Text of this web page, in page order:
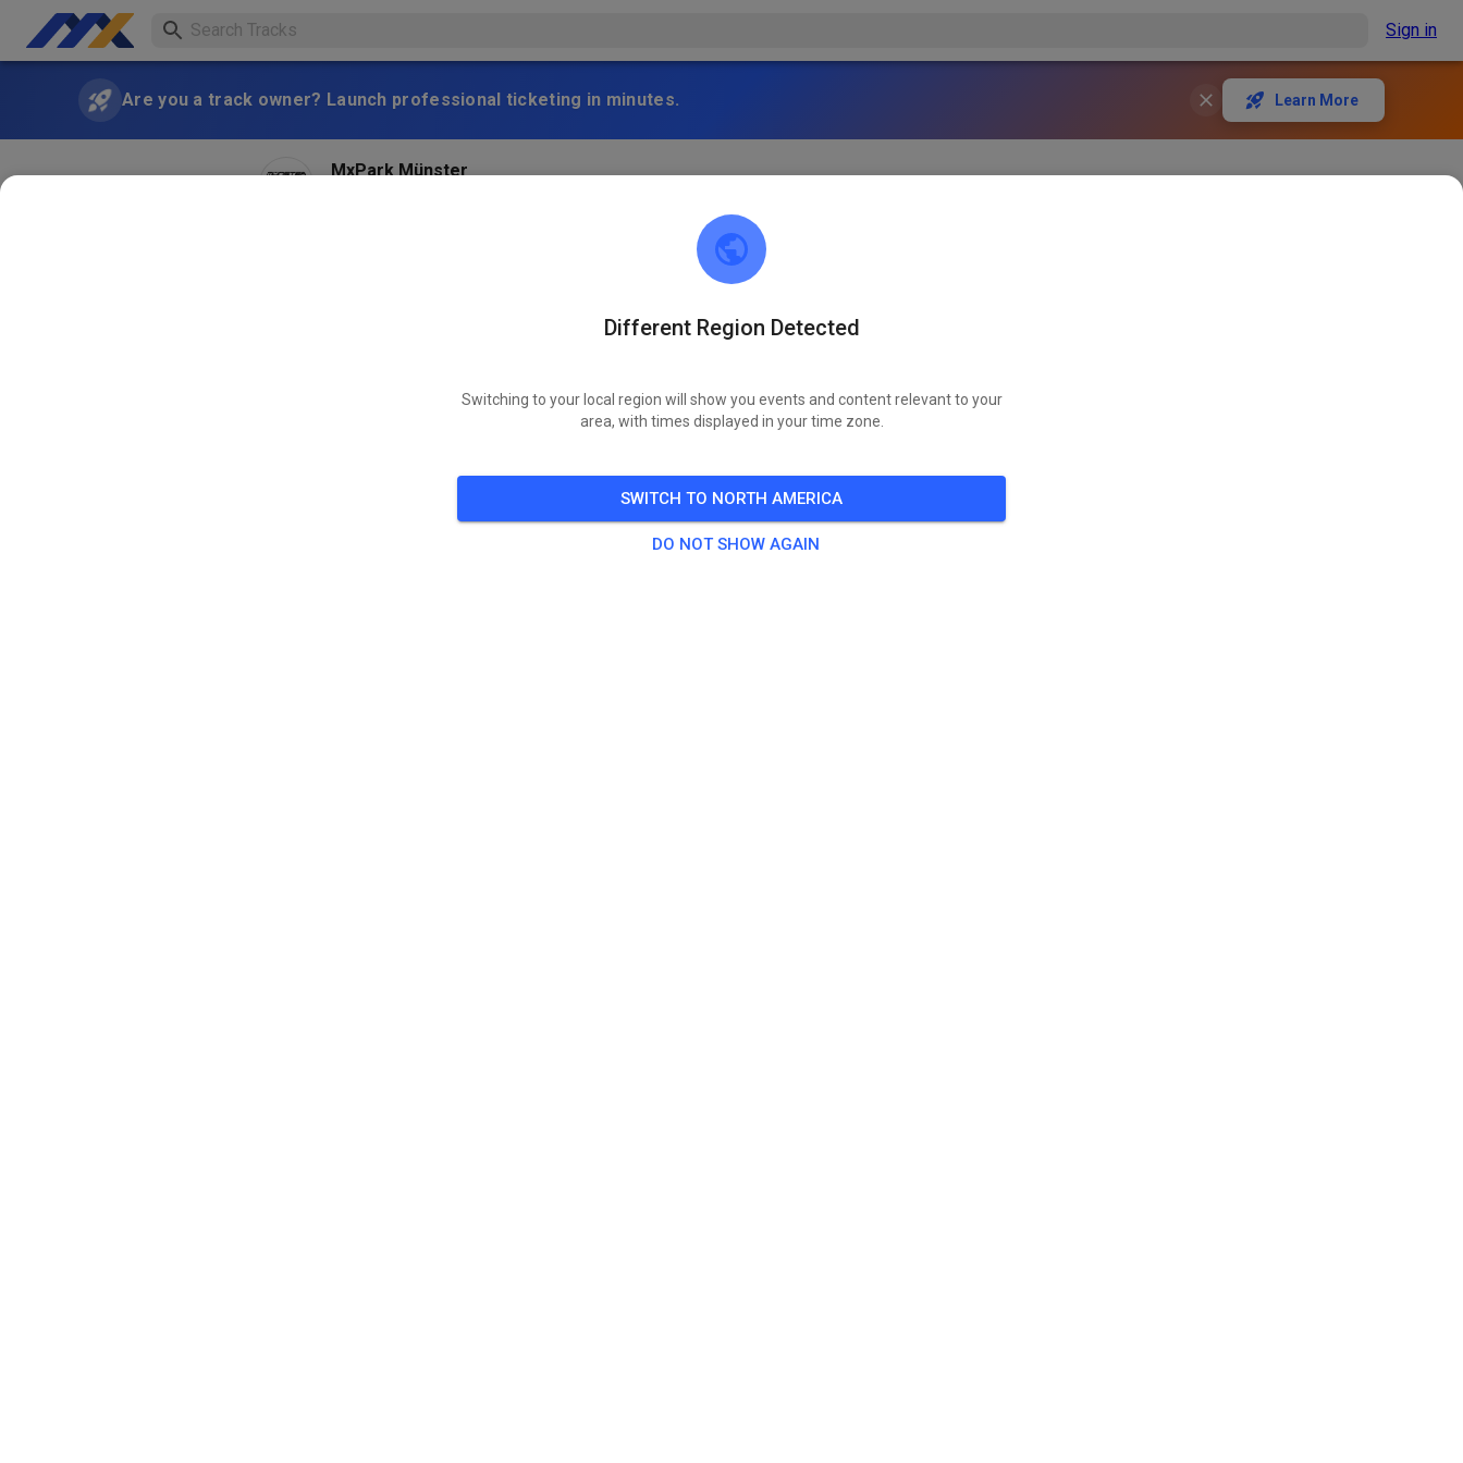
Sign in
Are you a track owner? Launch professional ticketing in minutes. Learn More
MxPark Münster
Hallo! Leide lässt sich die Strecke noch immer nicht mit unseren Geräten befahren und bearbeiten. Das ganze braucht
einfach noch ein paar Tage trockenes Wetter! Leider bleibt der MXP am Sonntag noch geschlossen!
Different Region Detected
Switching to your local region will show you events and content relevant to your
area, with times displayed in your time zone.
SWITCH TO NORTH AMERICA
DO NOT SHOW AGAIN